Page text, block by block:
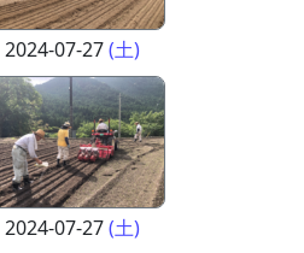
2024-07-27(土)
2024-07-27(土)